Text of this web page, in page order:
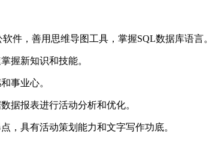
件，善用思维导图工具，掌握‌SQL数据库语言。
握新知识和技能。
事业心。
据报表进行活动分析和优化。
，具有活动策划能力和文字写作功底。